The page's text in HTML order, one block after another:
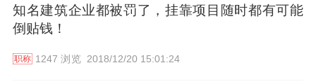
知名建筑企业都被罚了，挂靠项目随时都有可能
倒贴钱！
职称 1247 浏览 2018/12/20 15:01:24